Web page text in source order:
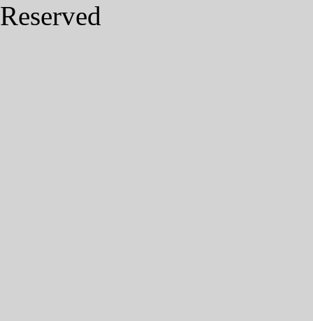
Reserved